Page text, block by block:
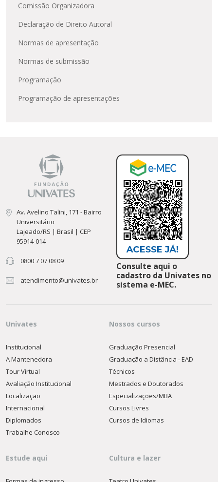
Comissão Organizadora
Declaração de Direito Autoral
Normas de apresentação
Normas de submissão
Programação
Programação de apresentações
Av. Avelino Talini, 171 - Bairro
Universitário
Lajeado/RS | Brasil | CEP
95914-014
0800 7 07 08 09
atendimento@univates.br
Consulte aqui o
cadastro da Univates no
sistema e-MEC.
Univates
Institucional
A Mantenedora
Tour Virtual
Avaliação Institucional
Localização
Internacional
Diplomados
Trabalhe Conosco
Nossos cursos
Graduação Presencial
Graduação a Distância - EAD
Técnicos
Mestrados e Doutorados
Especializações/MBA
Cursos Livres
Cursos de Idiomas
Estude aqui Cultura e lazer